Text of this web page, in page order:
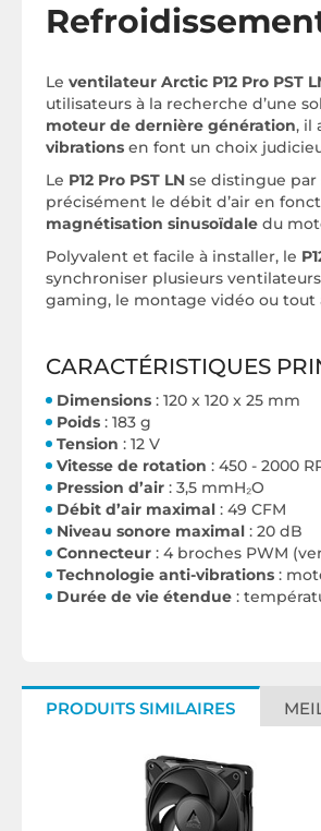
Le ventilateur Arctic P12 Pro PST
utilisateurs à la recherche d’une
moteur de dernière génération, il
vibrations en font un choix
Le P12 Pro PST LN se distingue par
précisément le débit d’air en
magnétisation sinusoïdale du
Polyvalent et facile à installer, le
synchroniser plusieurs
gaming, le montage vidéo ou
CARACTÉRISTIQUES
Dimensions : 120 x 120 x 25 mm
Poids : 183 g
Tension : 12 V
Vitesse de rotation : 450 - 2000
Pression d’air : 3,5 mmH₂O
Débit d’air maximal : 49 CFM
Niveau sonore maximal : 20 dB
Connecteur : 4 broches PWM
Technologie anti-vibrations :
Durée de vie étendue :
PRODUITS SIMILAIRES